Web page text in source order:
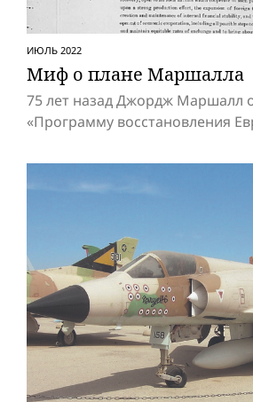
ИЮЛЬ 2022
Миф о плане Маршалла
75 лет назад Джордж Маршалл
«Программу восстановления